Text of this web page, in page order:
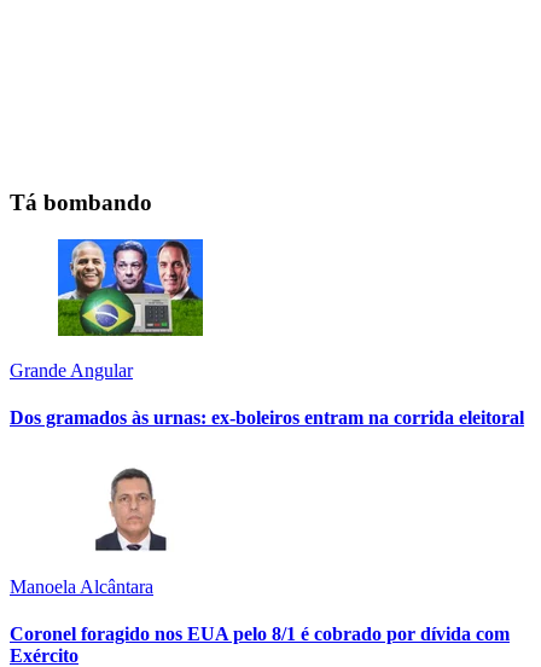
Tá bombando
Grande Angular
Dos gramados às urnas: ex-boleiros entram na corrida eleitoral
Manoela Alcântara
Coronel foragido nos EUA pelo 8/1 é cobrado por dívida com
Exército